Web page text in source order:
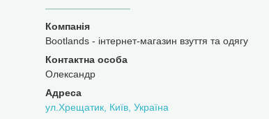
Bootlands - інтернет-магазин взуття та одягу
Олександр
ул.Хрещатик, Київ, Україна